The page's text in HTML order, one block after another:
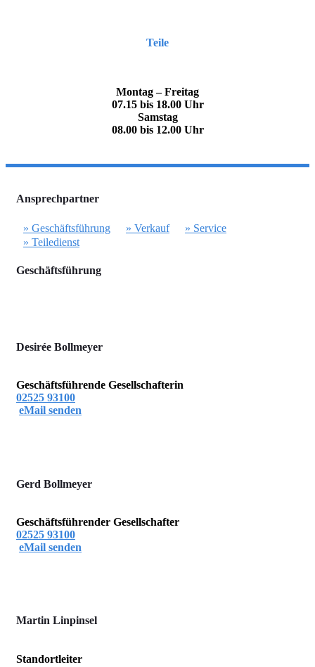
Teile
Montag – Freitag
07.15 bis 18.00 Uhr
Samstag
08.00 bis 12.00 Uhr
Ansprechpartner
» Geschäftsführung » Verkauf
» Service
» Teiledienst
Geschäftsführung
Desirée Bollmeyer
Geschäftsführende Gesellschafterin
02525 93100
eMail senden
Gerd Bollmeyer
Geschäftsführender Gesellschafter
02525 93100
eMail senden
Martin Linpinsel
Standortleiter